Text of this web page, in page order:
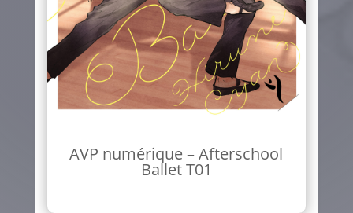
AVP numérique – Afterschool
Ballet T01